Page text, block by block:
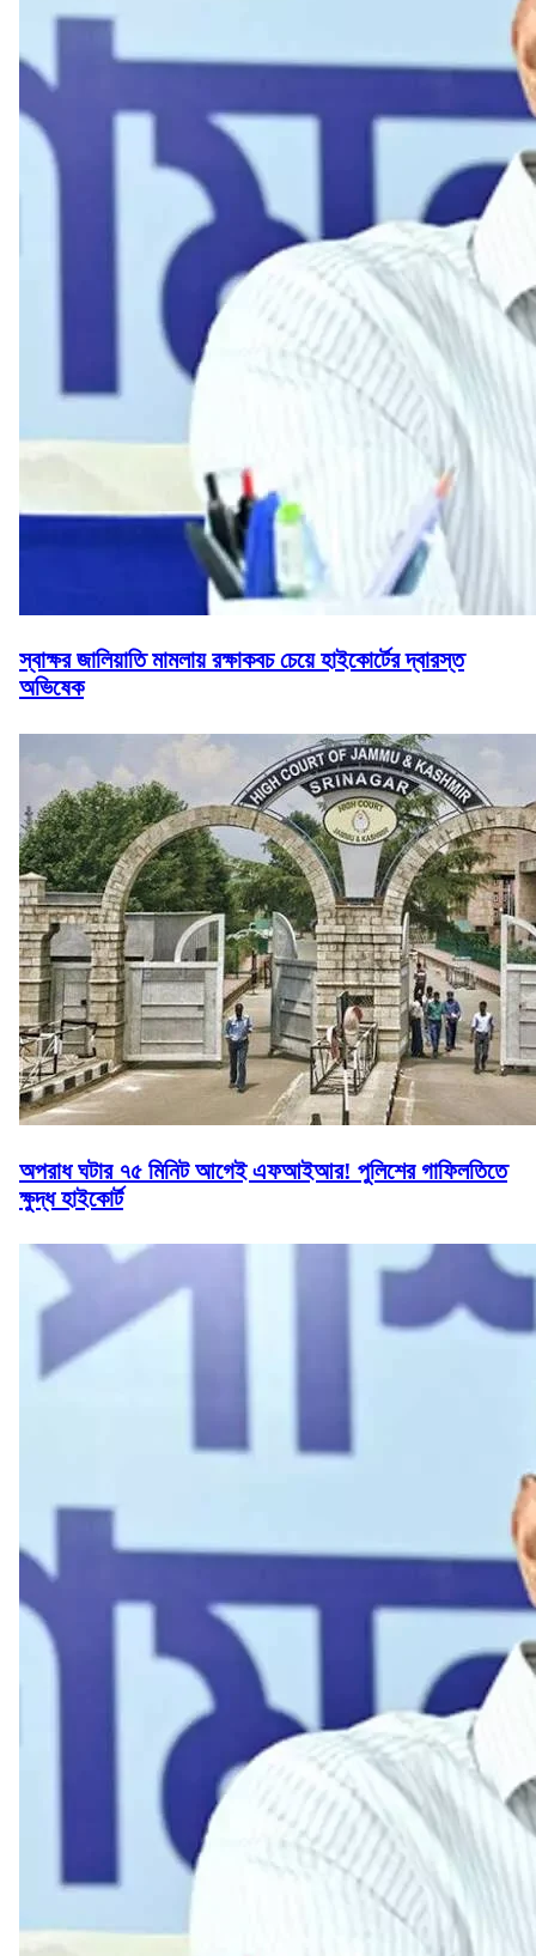
স্বাক্ষর জালিয়াতি মামলায় রক্ষাকবচ চেয়ে হাইকোর্টের দ্বারস্ত
অভিষেক
অপরাধ ঘটার ৭৫ মিনিট আগেই এফআইআর! পুলিশের গাফিলতিতে
ক্ষুদ্ধ হাইকোর্ট